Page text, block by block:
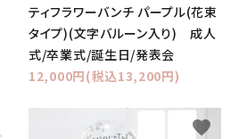
ティフラワーバンチ パープル(花束
タイプ)(文字バルーン入り) 成人
式/卒業式/誕生日/発表会
12,000円(税込13,200円)
favorite